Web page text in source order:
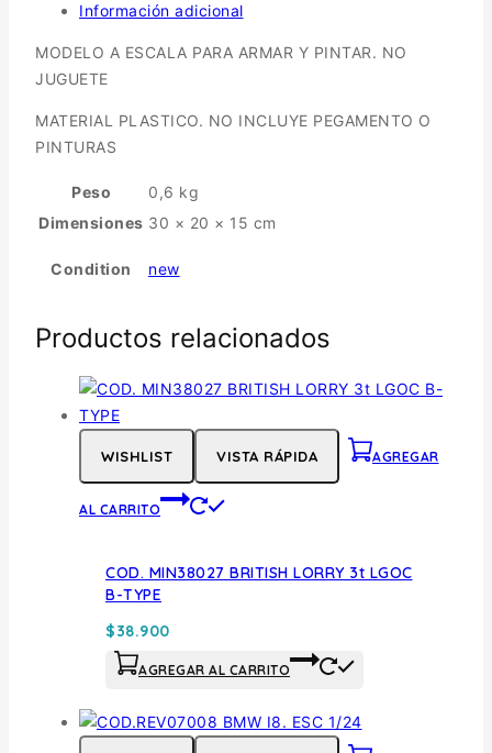
Información adicional
MODELO A ESCALA PARA ARMAR Y PINTAR. NO
JUGUETE
MATERIAL PLASTICO. NO INCLUYE PEGAMENTO O
PINTURAS
Peso
0,6 kg
Dimensiones 30 × 20 × 15 cm
Condition new
Productos relacionados
WISHLIST VISTA RÁPIDA AGREGAR
AL CARRITO
COD. MIN38027 BRITISH LORRY 3t LGOC
B-TYPE
$38.900
AGREGAR AL CARRITO